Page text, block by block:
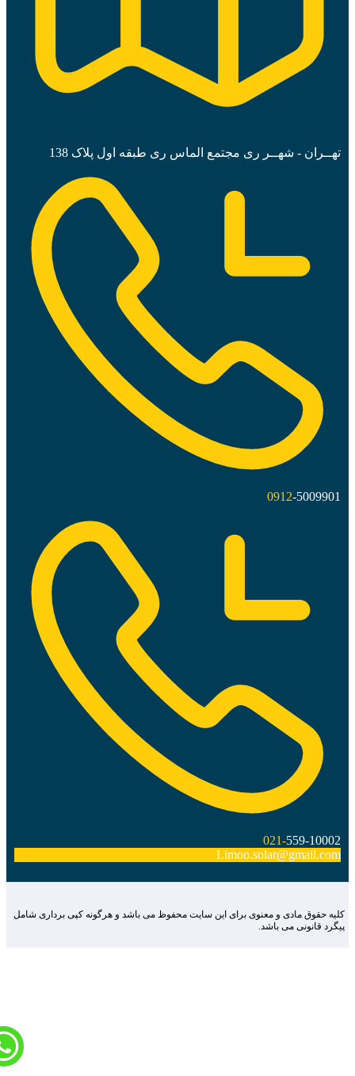
تهــران - شهــر ری مجتمع الماس ری طبقه اول پلاک 138
0912-5009901
021-559-10002
Limoo.solar@gmail.com
حقوق مادی و معنوی برای این سایت محفوظ می باشد و هرگونه کپی برداری شامل
قانونی می باشد.